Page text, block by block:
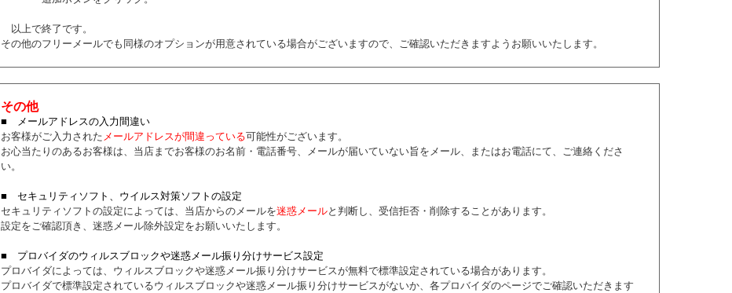
以上で終了です。
その他のフリーメールでも同様のオプションが用意されている場合がございますので、ご確認いただきますようお願いいたします。
その他
■ メールアドレスの入力間違い
お客様がご入力された メールアドレスが間違っている可能性がございます。
お心当たりのあるお客様は、当店までお客様のお名前・電話番号、メールが届いていない旨をメール、またはお電話にて、ご連絡くださ
い。
■ セキュリティソフト、ウイルス対策ソフトの設定
セキュリティソフトの設定によっては、当店からのメールを迷惑メールと判断し、受信拒否・削除することがあります。
設定をご確認頂き、迷惑メール除外設定をお願いいたします。
■ プロバイダのウィルスブロックや迷惑メール振り分けサービス設定
プロバイダによっては、ウィルスブロックや迷惑メール振り分けサービスが無料で標準設定されている場合があります。
プロバイダで標準設定されているウィルスブロックや迷惑メール振り分けサービスがないか、各プロバイダのページでご確認いただきます